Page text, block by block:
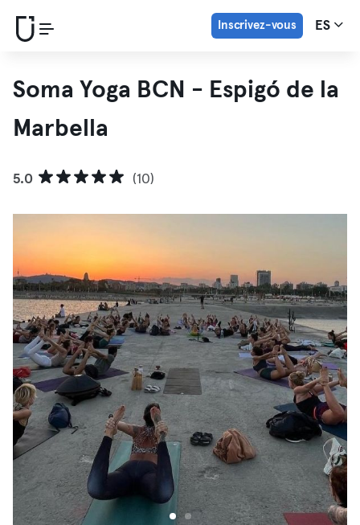
Inscrivez-vous ES
Soma Yoga BCN - Espigó de la
Marbella
5.0 (10)